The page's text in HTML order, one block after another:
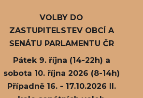
VOLBY DO
ZASTUPITELSTEV OBCÍ A
SENÁTU PARLAMENTU ČR
Pátek 9. října (14-22h) a
sobota 10. října 2026 (8-14h)
Případně 16. - 17.10.2026 II.